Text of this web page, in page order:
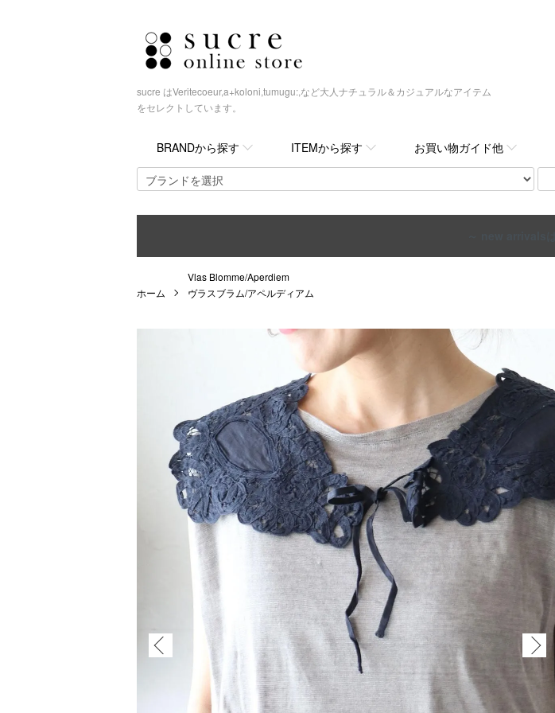
sucre はVeritecoeur,a+koloni,tumugu:,など大人ナチュラル＆カジュアルなアイテム
をセレクトしています。
BRANDから探す ITEMから探す お買い物ガイド他
ホーム
Vlas Blomme/Aperdiem
ヴラスブラム/アペルディアム